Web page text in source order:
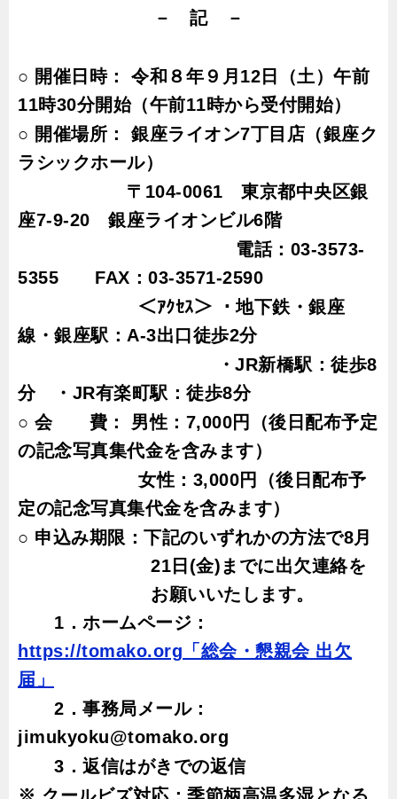
－ 記 －
○ 開催日時： 令和８年９月12日（土）午前
11時30分開始（午前11時から受付開始）
○ 開催場所： 銀座ライオン7丁目店（銀座ク
ラシックホール）
〒 104-0061 東京都中央区銀
座7-9-20 銀座ライオンビル6階
電話： 03-3573-
5355
FAX ： 03-3571-2590
＜ｱｸｾｽ＞ ・地下鉄・銀座
線・銀座駅： A-3出口徒歩2分
・ JR新橋駅：徒歩8
分 ・ JR有楽町駅：徒歩8分
○ 会 費： 男性：7,000円
（後日配布予定
の記念写真集代金を含みます）
女性：3,000円（後日配布予
定の記念写真集代金を含みます）
○ 申込み期限：下記のいずれかの方法で8月
21日 (金) までに出欠連絡を
お願いいたします。
1 ．ホームページ：
https://tomako.org 「総会・懇親会 出欠
届」
2 ．事務局メール：
jimukyoku@tomako.org
3 ．返信はがきでの返信